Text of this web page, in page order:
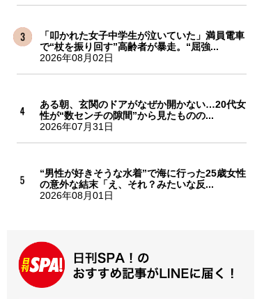
「叩かれた女子中学生が泣いていた」満員電車
で“杖を振り回す”高齢者が暴走。“屈強...
2026年08月02日
ある朝、玄関のドアがなぜか開かない…20代女
性が“数センチの隙間”から見たものの...
2026年07月31日
“男性が好きそうな水着”で海に行った25歳女性
の意外な結末「え、それ？みたいな反...
2026年08月01日